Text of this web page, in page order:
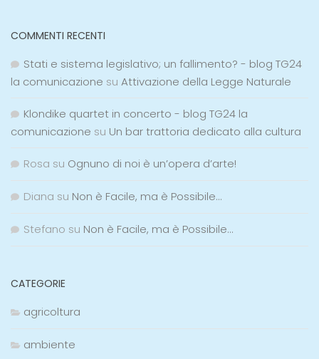
COMMENTI RECENTI
Stati e sistema legislativo; un fallimento? - blog TG24
la comunicazione su Attivazione della Legge Naturale
Klondike quartet in concerto - blog TG24 la
comunicazione su Un bar trattoria dedicato alla cultura
Rosa su Ognuno di noi è un’opera d’arte!
Diana su Non è Facile, ma è Possibile…
Stefano su Non è Facile, ma è Possibile…
CATEGORIE
agricoltura
ambiente